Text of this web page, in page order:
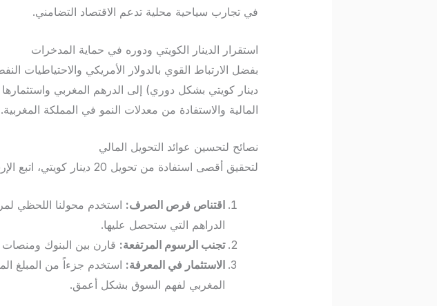
في تجارب سياحية محلية تدعم الاقتصاد التضامني.
استقرار الدينار الكويتي ودوره في حماية المدخرات
دينار كويتي بشكل دوري) إلى الدرهم المغربي
المالية والاستفادة من معدلات النمو في المملكة المغربية.
نصائح لتحسين عوائد التحويل المالي
لتحقيق أقصى استفادة من تحويل 20 دينار كويتي، اتبع الإرشادات التالية:
اقتناص فرص الصرف: استخدم محولنا اللحظي
الدراهم التي ستحصل عليها.
تجنب الرسوم المرتفعة: قارن بين البنوك ومنصات
الاستثمار في المعرفة: استخدم جزءاً من المبلغ
المغربي لفهم السوق بشكل أعمق.